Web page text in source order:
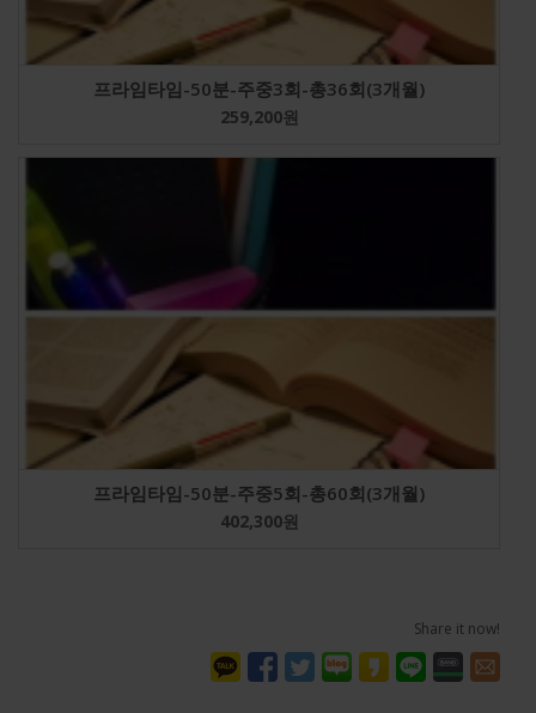
프라임타임-50분-주중3회-총36회(3개월)
259,200원
프라임타임-50분-주중5회-총60회(3개월)
402,300원
Share it now!